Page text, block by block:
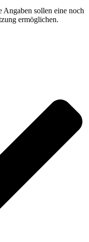
Angaben sollen eine noch
ermöglichen.